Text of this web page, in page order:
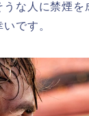
な人に禁煙を
です。